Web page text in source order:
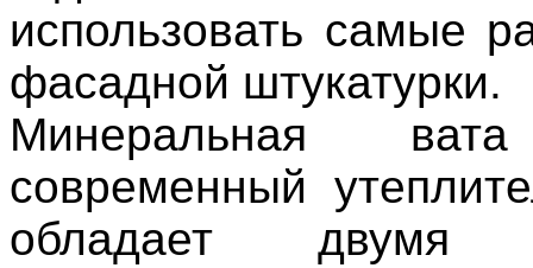
использовать самые
фасадной штукатурки.
Минеральная
современный
обладает двумя